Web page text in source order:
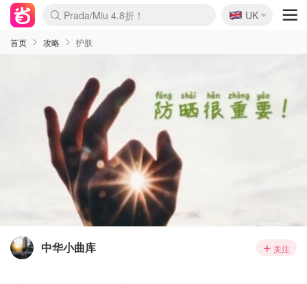
麦卢卡蜂蜜夏促！个位数！
Prada/Miu 4.8折！
啥？必胜客披萨5折！
🇬🇧
UK
首页 攻略 护肤
中华小曲库 关注